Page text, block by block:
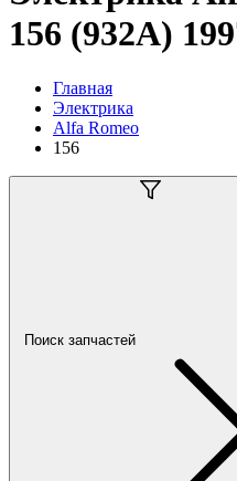
156 (932A)
Главная
Электрика
Alfa Romeo
156
Поиск запчастей